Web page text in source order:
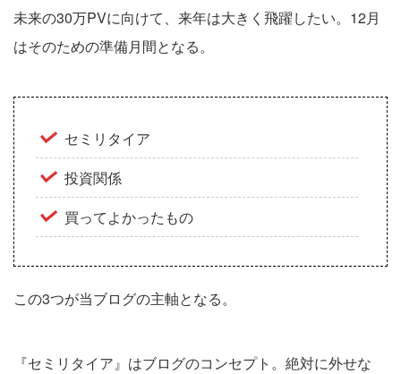
未来の30万PVに向けて、来年は大きく飛躍したい。12月
はそのための準備月間となる。
セミリタイア
投資関係
買ってよかったもの
この3つが当ブログの主軸となる。
『セミリタイア』はブログのコンセプト。絶対に外せな